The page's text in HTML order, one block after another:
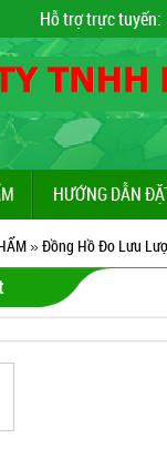
Hỗ trợ trực tuyến:
HƯỚNG DẪN
»Đồng Hồ Đo Lưu